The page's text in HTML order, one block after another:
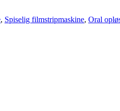
, Spiselig filmstripmaskine, Oral